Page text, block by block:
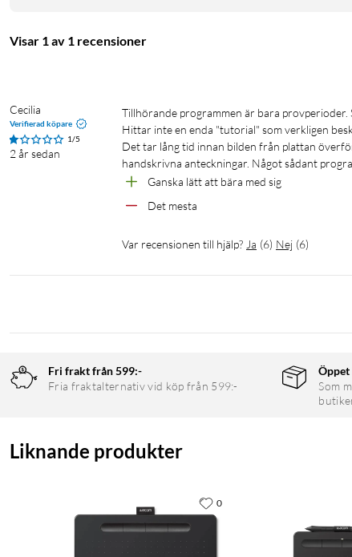
Storlek på det aktiva området: 152x95 mm (motsvarande A6)
Yta: Hög friktion för att ge penna på papper känsla
Pennteknik: Elektromagnetisk resonansteknik (EMR),
Penntyp: Tryckkänslig, trådlös, utan batteri
Pennknappar: 2x (enskild knapptilldelning)
Mått: 188x141x8 mm
Visar 1 av 1 recensioner
Cecilia
Verifierad köpare
1/5
2 år sedan
Tillhörande programmen är bara provperioder. Sedan kostar de.
Hittar inte en enda "tutorial" som verkligen
Det tar lång tid innan bilden från plattan
handskrivna anteckningar. Något sådant
Ganska lätt att bära med sig
Det mesta
Var recensionen till hjälp? Ja (6) Nej (6)
Fri frakt från 599:-
Fria fraktalternativ vid köp från 599:-
Öppet
Som
Liknande produkter
0